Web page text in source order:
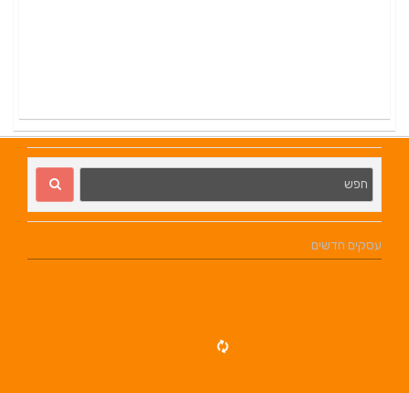
עסקים חדשים